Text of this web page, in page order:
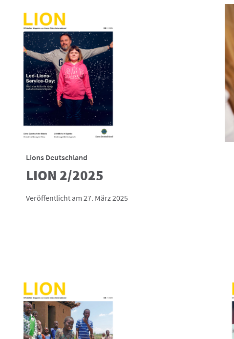
Lions Deutschland
LION 2/2025
Veröffentlicht am 27. März 2025